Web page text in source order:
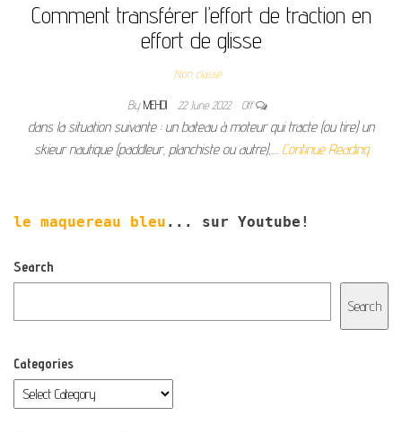
Comment transférer l’effort de traction en
effort de glisse
Non classé
By MEHDI 22 June 2022 Off
dans la situation suivante : un bateau à moteur qui tracte (ou tire) un
skieur nautique (paddleur, planchiste ou autre),… Continue Reading
le maquereau bleu ... sur Youtube!
Search
Search
Categories